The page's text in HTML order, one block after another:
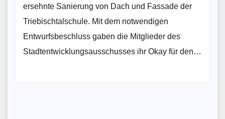
ersehnte Sanierung von Dach und Fassade der
Triebischtalschule. Mit dem notwendigen
Entwurfsbeschluss gaben die Mitglieder des
Stadtentwicklungsausschusses ihr Okay für den…